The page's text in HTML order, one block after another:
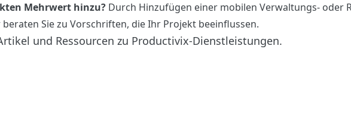
Mehrwert hinzu? Durch Hinzufügen einer mobilen Verwaltungs- oder
beraten Sie zu Vorschriften, die Ihr Projekt beeinflussen.
und Ressourcen zu Productivix-Dienstleistungen.